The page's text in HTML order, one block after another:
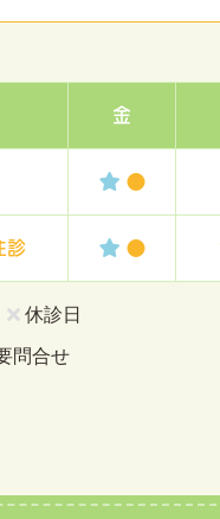
金
●
診 ●
休診日
問合せ